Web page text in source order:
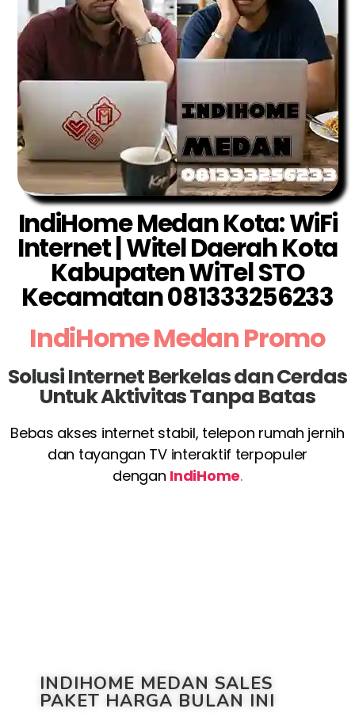
IndiHome Medan Kota: WiFi
Internet | Witel Daerah Kota
Kabupaten WiTel STO
Kecamatan 081333256233
IndiHome Medan Promo
Solusi Internet Berkelas dan Cerdas
Untuk Aktivitas Tanpa Batas
Bebas akses internet stabil, telepon rumah jernih
dan tayangan TV interaktif terpopuler
dengan IndiHome.
INDIHOME MEDAN SALES
PAKET HARGA BULAN INI